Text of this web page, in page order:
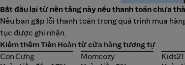
Bắt đầu lại từ nền tảng này nếu thanh toán chưa
Nếu bạn gặp lỗi thanh toán trong quá trình mua
tục được ghi nhận.
Kiếm thêm Tiền Hoàn từ cửa hàng tương tự
Con Cưng
Con Cưng
Momcozy
Momcozy
Kids21
Kids21